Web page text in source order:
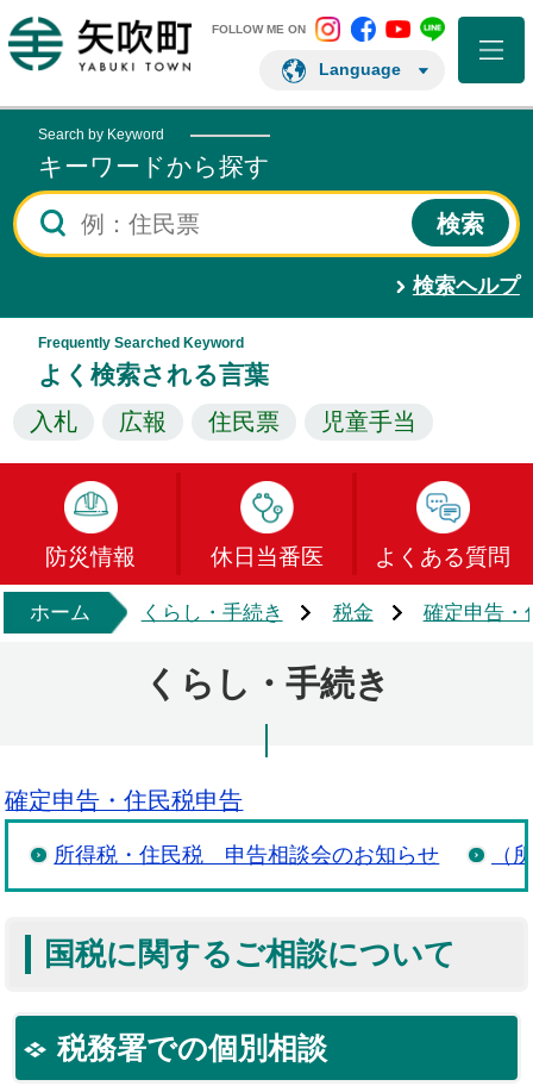
矢吹町ホームページ
FOLLOW ME ON 矢吹町 Instagram
矢吹町矢吹町矢吹町
Language
Search by Keyword
キーワードから探す
検索ヘルプ
Frequently Searched Keyword
よく検索される言葉
入札 広報 住民票 児童手当
防災情報 休日当番医 よくある質問
ホーム くらし・手続き 税金 確定申告・
くらし・手続き
確定申告・住民税申告
所得税・住民税 申告相談会のお知らせ （
国税に関するご相談について
税務署での個別相談